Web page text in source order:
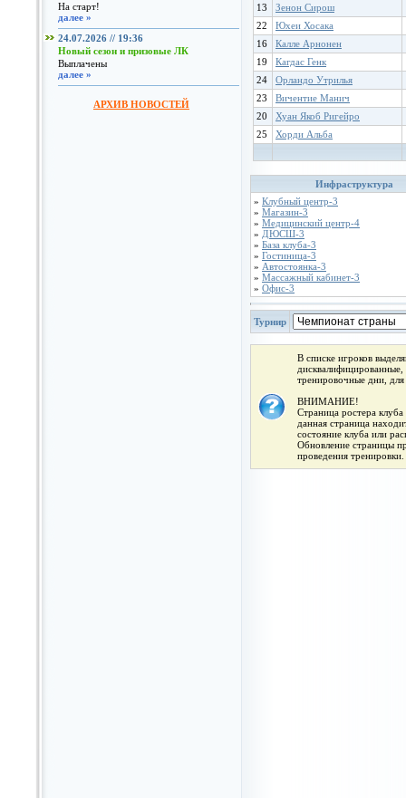
На старт!
далее »
24.07.2026 // 19:36
Новый сезон и призовые ЛК
Выплачены
далее »
АРХИВ НОВОСТЕЙ
13
Зенон Сирош
22
Юхеи Хосака
16
Калле Арнонен
19
Кагдас Генк
24
Орландо Утрилья
23
Вичентие Манич
20
Хуан Якоб Ригейро
25
Хорди Альба
Инфраструктура
» Клубный центр-3
» Магазин-3
» Медицинский центр-4
» ДЮСШ-3
» База клуба-3
» Гостиница-3
» Автостоянка-3
» Массажный кабинет-3
» Офис-3
Турнир
В списке игроков
тренировочные дни,
ВНИМАНИЕ!
Страница ростера
данная страница
состояние клуба или
Обновление страницы
проведения тренировки.